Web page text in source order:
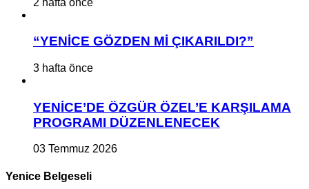
“YENİCE GÖZDEN Mİ ÇIKARILDI?”
3 hafta önce
YENİCE’DE ÖZGÜR ÖZEL’E KARŞILAMA
PROGRAMI DÜZENLENECEK
03 Temmuz 2026
Yenice Belgeseli